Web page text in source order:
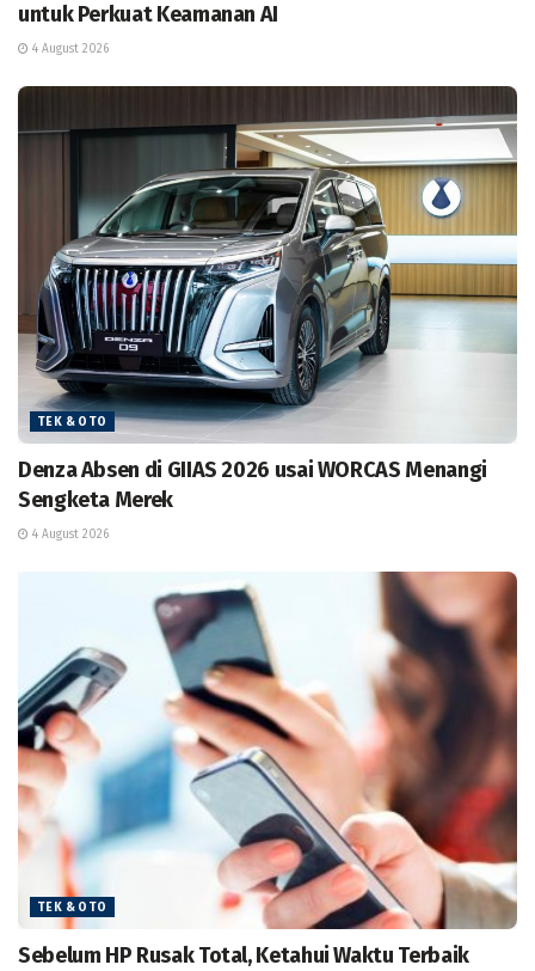
untuk Perkuat Keamanan AI
4 August 2026
TEK & OTO
Denza Absen di GIIAS 2026 usai WORCAS Menangi
Sengketa Merek
4 August 2026
TEK & OTO
Sebelum HP Rusak Total, Ketahui Waktu Terbaik